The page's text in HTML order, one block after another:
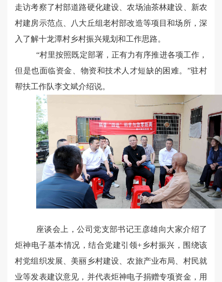
走访考察了村部道路硬化建设、农场油茶林建设、新农
村建房示范点、八大丘组老村部改造等项目和场所，深
入了解十龙潭村乡村振兴规划和工作思路。
“村里按照既定部署，正有力有序推进各项工作，
但是也面临资金、物资和技术人才短缺的困难。”驻村
帮扶工作队李文斌介绍说。
座谈会上，公司党支部书记王彦雄向大家介绍了
炬神电子基本情况，结合党建引领+乡村振兴，围绕该
村党组织发展、美丽乡村建设、农旅产业布局、村民就
业等发表建议意见，并代表炬神电子捐赠专项资金，用